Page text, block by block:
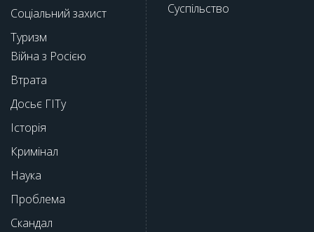
Соціальний захист
Туризм
Війна з Росією
Втрата
Досьє ГІТу
Історія
Кримінал
Наука
Проблема
Скандал
Суспільство